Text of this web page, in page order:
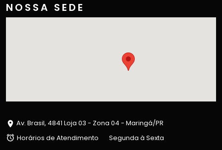
NOSSA SEDE
Av. Brasil, 4841 Loja 03 - Zona 04 - Maringá/PR
Horários de Atendimento
Segunda à Sexta